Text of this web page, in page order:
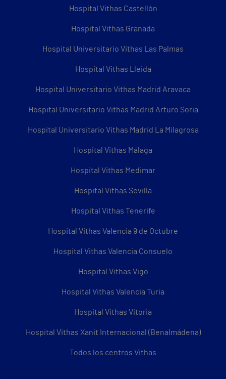
Hospital Vithas Castellón
Hospital Vithas Granada
Hospital Universitario Vithas Las Palmas
Hospital Vithas Lleida
Hospital Universitario Vithas Madrid Aravaca
Hospital Universitario Vithas Madrid Arturo Soria
Hospital Universitario Vithas Madrid La Milagrosa
Hospital Vithas Málaga
Hospital Vithas Medimar
Hospital Vithas Sevilla
Hospital Vithas Tenerife
Hospital Vithas Valencia 9 de Octubre
Hospital Vithas Valencia Consuelo
Hospital Vithas Vigo
Hospital Vithas Valencia Turia
Hospital Vithas Vitoria
Hospital Vithas Xanit Internacional (Benalmádena)
Todos los centros Vithas